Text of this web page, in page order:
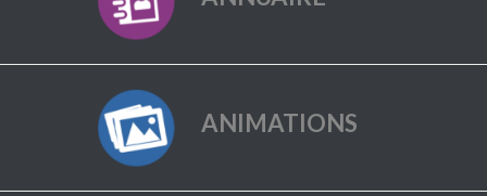
ANIMATIONS